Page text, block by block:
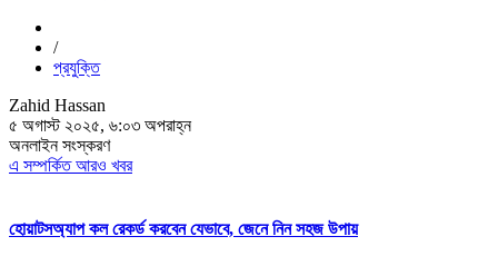
/
প্রযুক্তি
Zahid Hassan
৫ অগাস্ট ২০২৫, ৬:০৩ অপরাহ্ন
অনলাইন সংস্করণ
এ সম্পর্কিত আরও খবর
হোয়াটসঅ্যাপ কল রেকর্ড করবেন যেভাবে, জেনে নিন সহজ উপায়